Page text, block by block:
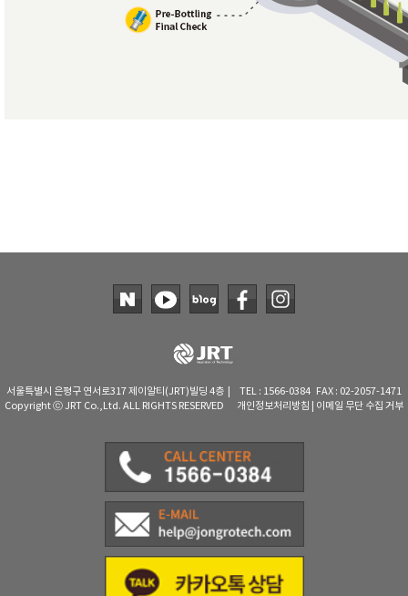
서울특별시 은평구 연서로317 제이알티(JRT)빌딩 4층 | TEL : 1566-0384 FAX : 02-2057-1471
Copyright ⓒ JRT Co.,Ltd. ALL RIGHTS RESERVED 개인정보처리방침 이메일 무단 수집 거부